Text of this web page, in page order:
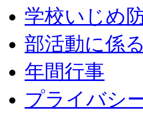
学校いじめ
部活動に係
年間行事
プライバシ